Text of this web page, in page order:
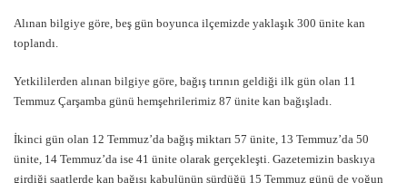
Alınan bilgiye göre, beş gün boyunca ilçemizde yaklaşık 300 ünite kan
toplandı.
Yetkililerden alınan bilgiye göre, bağış tırının geldiği ilk gün olan 11
Temmuz Çarşamba günü hemşehrilerimiz 87 ünite kan bağışladı.
İkinci gün olan 12 Temmuz’da bağış miktarı 57 ünite, 13 Temmuz’da 50
ünite, 14 Temmuz’da ise 41 ünite olarak gerçekleşti. Gazetemizin baskıya
girdiği saatlerde kan bağışı kabulünün sürdüğü 15 Temmuz günü de yoğun